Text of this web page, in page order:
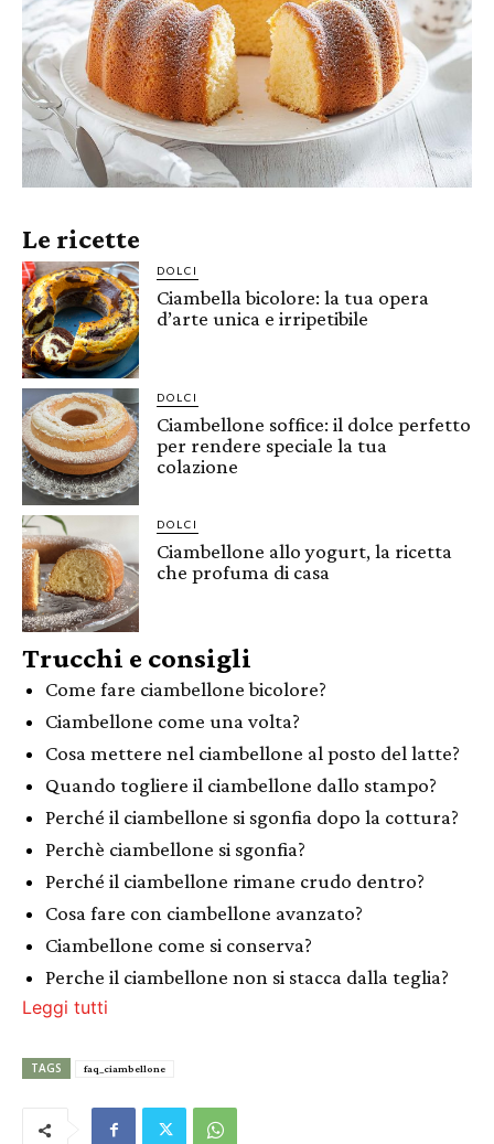
Le ricette
DOLCI
Ciambella bicolore: la tua opera
d’arte unica e irripetibile
DOLCI
Ciambellone soffice: il dolce perfetto
per rendere speciale la tua
colazione
DOLCI
Ciambellone allo yogurt, la ricetta
che profuma di casa
Trucchi e consigli
Come fare ciambellone bicolore?
Ciambellone come una volta?
Cosa mettere nel ciambellone al posto del latte?
Quando togliere il ciambellone dallo stampo?
Perché il ciambellone si sgonfia dopo la cottura?
Perchè ciambellone si sgonfia?
Perché il ciambellone rimane crudo dentro?
Cosa fare con ciambellone avanzato?
Ciambellone come si conserva?
Perche il ciambellone non si stacca dalla teglia?
Leggi tutti
TAGS faq_ciambellone